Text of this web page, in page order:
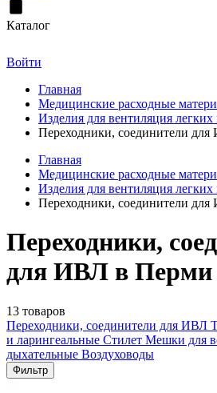
Каталог
Войти
Главная
Медицинские расходные
Изделия для вентиляция легких
Переходники, соединители
Главная
Медицинские расходные
Изделия для вентиляция легких
Переходники, соединители
Переходники,
для ИВЛ в Перми
13 товаров
Переходники, соединители для ИВЛ
и ларингеальные Стилет Мешки для
дыхательные Воздуховоды
Фильтр